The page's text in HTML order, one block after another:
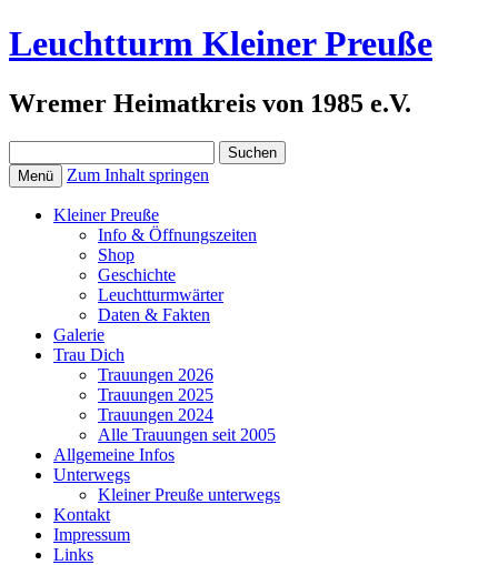
Leuchtturm Kleiner Preuße
Wremer Heimatkreis von 1985 e.V.
nach:
Menü Zum Inhalt springen
Kleiner Preuße
Info & Öffnungszeiten
Shop
Geschichte
Leuchtturmwärter
Daten & Fakten
Galerie
Trau Dich
Trauungen 2026
Trauungen 2025
Trauungen 2024
Alle Trauungen seit 2005
Allgemeine Infos
Unterwegs
Kleiner Preuße unterwegs
Kontakt
Impressum
Links